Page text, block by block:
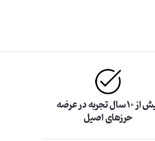
بیش از ۱۰ سال تجربه در عرضه
حرزهای اصیل